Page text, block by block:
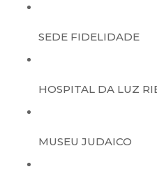
SEDE FIDELIDADE
HOSPITAL DA LUZ
MUSEU JUDAICO